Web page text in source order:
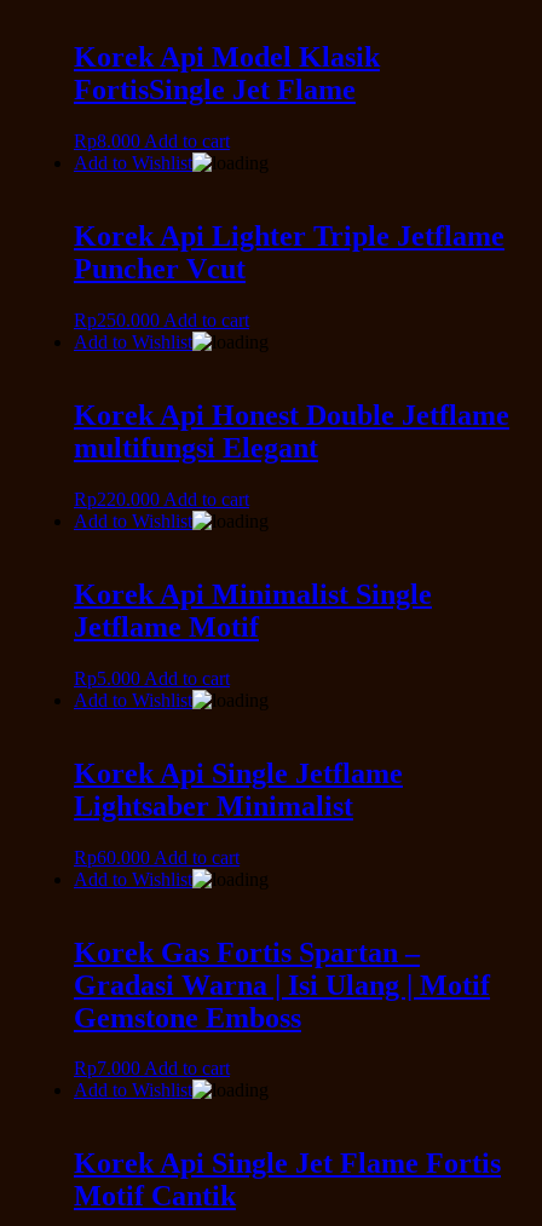
Korek Api Model Klasik
FortisSingle Jet Flame
Rp8.000 Add to cart
Add to Wishlist
Korek Api Lighter Triple Jetflame
Puncher Vcut
Rp250.000 Add to cart
Add to Wishlist
Korek Api Honest Double Jetflame
multifungsi Elegant
Rp220.000 Add to cart
Add to Wishlist
Korek Api Minimalist Single
Jetflame Motif
Rp5.000 Add to cart
Add to Wishlist
Korek Api Single Jetflame
Lightsaber Minimalist
Rp60.000 Add to cart
Add to Wishlist
Korek Gas Fortis Spartan –
Gradasi Warna | Isi Ulang | Motif
Gemstone Emboss
Rp7.000Add to cart
Add to Wishlist
Korek Api Single Jet Flame Fortis
Motif Cantik